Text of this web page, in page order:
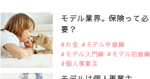
是非ご覧ください。
注目のアジア系モデル
2019年9月29日
注目モデルを1名追加いたしました。
是非ご覧ください。
モデル業界。保険って必
要？
お金
モデル中級編
モデル入門編
モデル初級編
個人事業主